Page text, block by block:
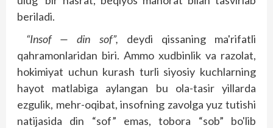
beriladi.
“Insof — din sof”, deydi qissaning ma'rifatli
qahramonlaridan biri. Ammo xudbinlik va razolat,
hokimiyat uchun kurash turli siyosiy kuchlarning
hayot matlabiga aylangan bu ola-tasir yillarda
ezgulik, mehr-oqibat, insofning zavolga yuz tutishi
natijasida din “sof” emas, tobora “sob” bo'lib